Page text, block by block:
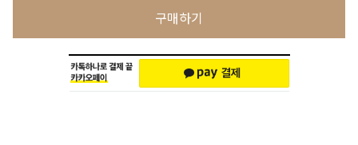
구매하기